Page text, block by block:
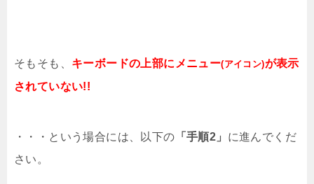
そもそも、 キーボードの上部にメニュー(アイコン)が表示
されていない!!
・・・という場合には、以下の 「手順2」 に進んでくだ
さい。